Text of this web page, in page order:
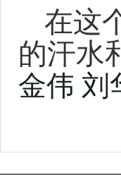
在这
的汗水
金伟 刘